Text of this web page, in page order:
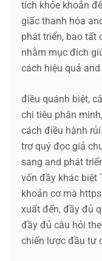
tích khỏe khoắn
giấc thanh hóa
phát triển, bao tất
nhằm mục đích
cách hiệu quả
điều quánh biệt,
chi tiêu phân
cách điều hành
trợ quý đọc giả
sang and phát
vốn đầy khác biệt
khoản cơ mà
xuất đến, đầy đủ
đầy đủ câu hỏi
chiến lược đầu tư